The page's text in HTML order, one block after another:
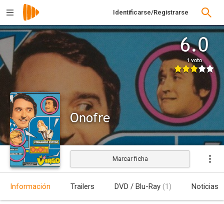
Identificarse/Registrarse
6.0
1 voto
Onofre
Estrenada
Marcar ficha
Información Trailers DVD / Blu-Ray (1) Noticias